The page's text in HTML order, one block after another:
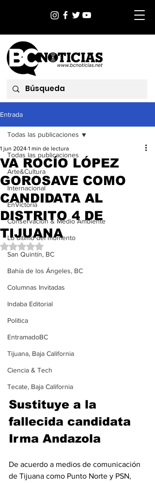
Entrada
Todas las publicaciones
Arte&Cultura
Internacional
EnVictoria
Conservación & Medio Ambiente
Lo último del momento
San Quintín, BC
Bahía de los Ángeles, BC
Columnas Invitadas
Indaba Editorial
Política
EntramadoBC
Tijuana, Baja California
Ciencia & Tech
Tecate, Baja California
Todas las publicaciones
VA ROCÍO LÓPEZ
GOROSAVE COMO
CANDIDATA AL
DISTRITO 4 DE
TIJUANA
1 jun 2024 1 min de lectura
Obtuvo NaN de 5 estrellas.
Sustituye a la
fallecida candidata
Irma Andazola
De acuerdo a medios de comunicación
de Tijuana como Punto Norte y PSN,